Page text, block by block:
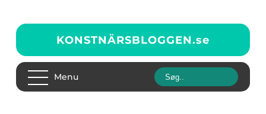
KONSTNÄRSBLOGGEN.se
Menu